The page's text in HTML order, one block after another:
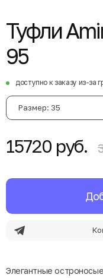
Туфли
95
доступно к заказу из-за
Размер: 35
15720 руб.
Элегантные